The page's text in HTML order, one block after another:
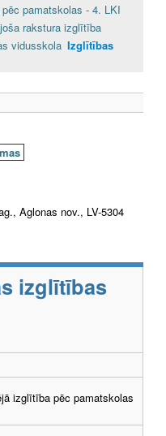
pamatskolas - 4. LKI
rakstura izglītība
vidusskola Izglītības
Aglonas nov., LV-5304
izglītības
izglītība pēc pamatskolas